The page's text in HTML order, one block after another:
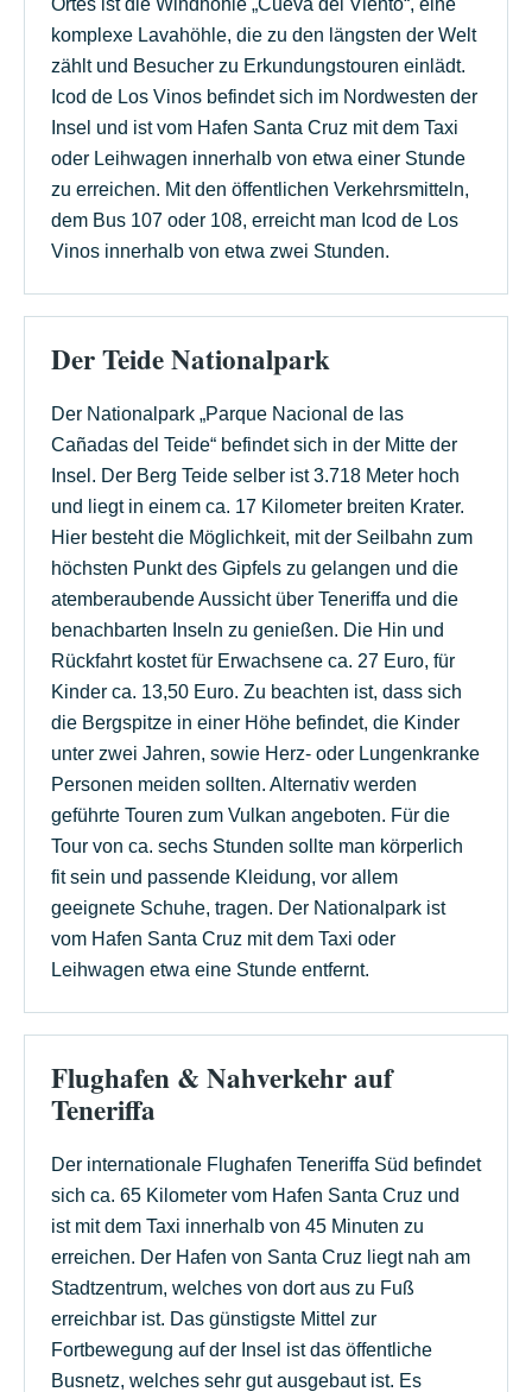
Ortes ist die Windhöhle „Cueva del Viento“, eine
komplexe Lavahöhle, die zu den längsten der Welt
zählt und Besucher zu Erkundungstouren einlädt.
Icod de Los Vinos befindet sich im Nordwesten der
Insel und ist vom Hafen Santa Cruz mit dem Taxi
oder Leihwagen innerhalb von etwa einer Stunde
zu erreichen. Mit den öffentlichen Verkehrsmitteln,
dem Bus 107 oder 108, erreicht man Icod de Los
Vinos innerhalb von etwa zwei Stunden.
Der Teide Nationalpark
Der Nationalpark „Parque Nacional de las
Cañadas del Teide“ befindet sich in der Mitte der
Insel. Der Berg Teide selber ist 3.718 Meter hoch
und liegt in einem ca. 17 Kilometer breiten Krater.
Hier besteht die Möglichkeit, mit der Seilbahn zum
höchsten Punkt des Gipfels zu gelangen und die
atemberaubende Aussicht über Teneriffa und die
benachbarten Inseln zu genießen. Die Hin und
Rückfahrt kostet für Erwachsene ca. 27 Euro, für
Kinder ca. 13,50 Euro. Zu beachten ist, dass sich
die Bergspitze in einer Höhe befindet, die Kinder
unter zwei Jahren, sowie Herz- oder Lungenkranke
Personen meiden sollten. Alternativ werden
geführte Touren zum Vulkan angeboten. Für die
Tour von ca. sechs Stunden sollte man körperlich
fit sein und passende Kleidung, vor allem
geeignete Schuhe, tragen. Der Nationalpark ist
vom Hafen Santa Cruz mit dem Taxi oder
Leihwagen etwa eine Stunde entfernt.
Flughafen & Nahverkehr auf
Teneriffa
Der internationale Flughafen Teneriffa Süd befindet
sich ca. 65 Kilometer vom Hafen Santa Cruz und
ist mit dem Taxi innerhalb von 45 Minuten zu
erreichen. Der Hafen von Santa Cruz liegt nah am
Stadtzentrum, welches von dort aus zu Fuß
erreichbar ist. Das günstigste Mittel zur
Fortbewegung auf der Insel ist das öffentliche
Busnetz, welches sehr gut ausgebaut ist. Es